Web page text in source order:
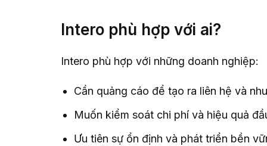
Intero phù hợp với ai?
Intero phù hợp với những doanh nghiệp:
Cần quảng cáo để tạo ra liên hệ và
Muốn kiểm soát chi phí và hiệu quả
Ưu tiên sự ổn định và phát triển bền